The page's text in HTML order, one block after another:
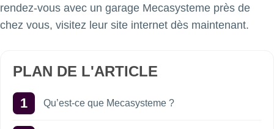
rendez-vous avec un garage Mecasysteme près de
chez vous, visitez leur site internet dès maintenant.
PLAN DE L'ARTICLE
Qu’est-ce que Mecasysteme ?